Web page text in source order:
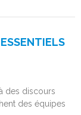
des discours
des équipes